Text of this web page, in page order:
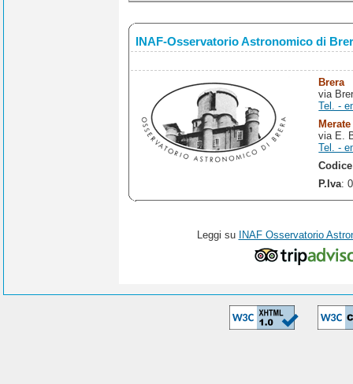
INAF-Osservatorio Astronomico di
Brera
via
Tel. -
Merate
via E.
Tel. -
P.Iva:
Leggi su INAF Osservatorio